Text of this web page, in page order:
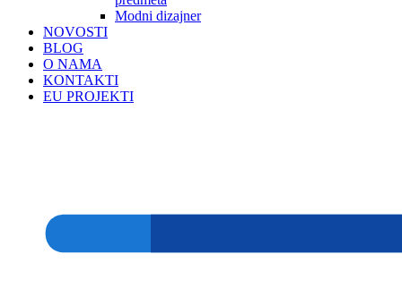
Modni dizajner
NOVOSTI
BLOG
O NAMA
KONTAKTI
EU PROJEKTI